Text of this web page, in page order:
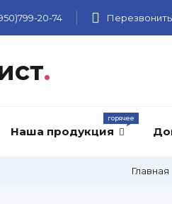
20-74
.
Наша продукция
Главная